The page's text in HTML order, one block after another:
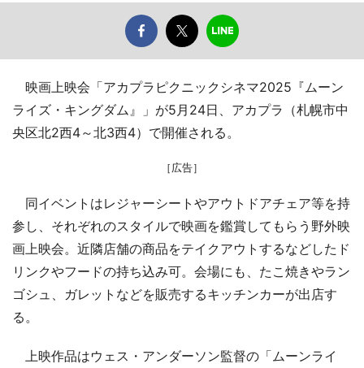
映画上映会「アカプラピクニックシネマ2025『ムーン
ライズ・キングダム』」が5月24日、アカプラ（札幌市中
央区北2西4～北3西4）で開催される。
［広告］
同イベントはレジャーシートやアウトドアチェア等を持
参し、それぞれのスタイルで映画を鑑賞してもらう野外映
画上映会。近隣店舗の商品をテイクアウトするなどしたド
リンクやフードの持ち込み可。会場にも、たこ焼きやラン
ゴシュ、ガレットなどを販売するキッチンカーが出店す
る。
上映作品はウェス・アンダーソン監督の「ムーンライ